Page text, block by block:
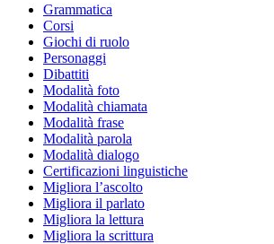
Grammatica
Corsi
Giochi di ruolo
Personaggi
Dibattiti
Modalità foto
Modalità chiamata
Modalità frase
Modalità parola
Modalità dialogo
Certificazioni linguistiche
Migliora l’ascolto
Migliora il parlato
Migliora la lettura
Migliora la scrittura